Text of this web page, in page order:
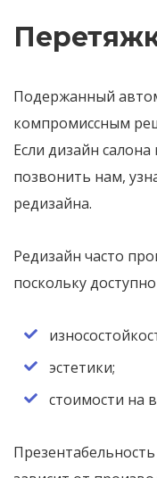
Подержанный
компромиссным
Если дизайн
позвонить нам,
редизайна.
Редизайн часто
поскольку
эстетики;
стоимости на